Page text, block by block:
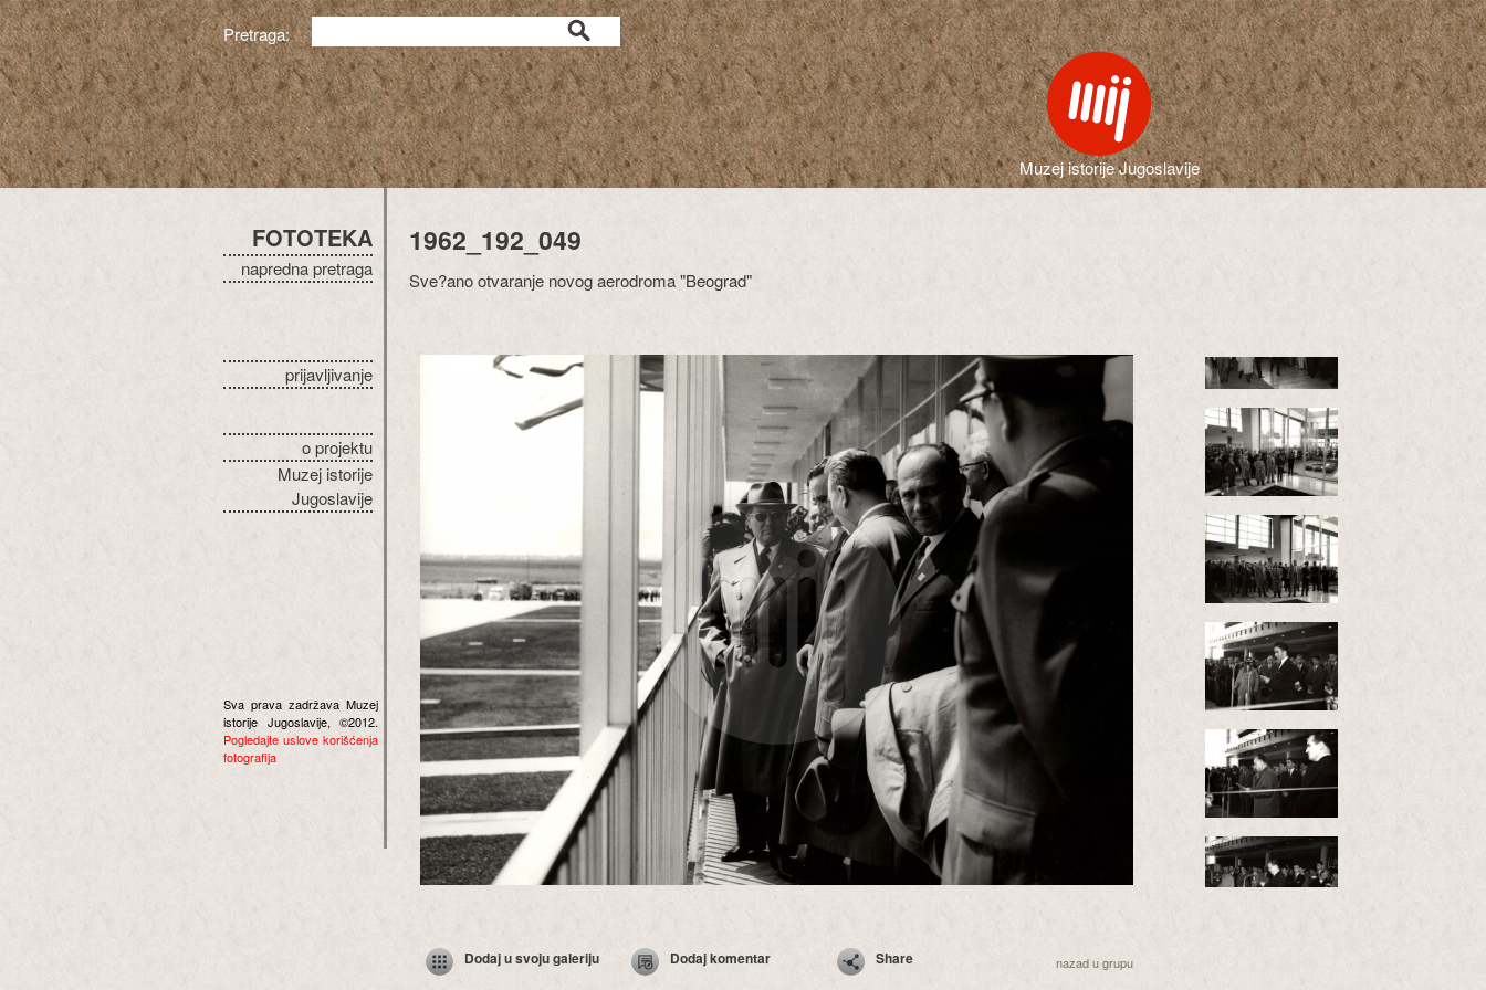
Pretraga:
Muzej istorije Jugoslavije
FOTOTEKA
napredna pretraga
prijavljivanje
o projektu
Muzej istorije
Jugoslavije
Sva prava zadržava Muzej
istorije Jugoslavije, ©2012.
Pogledajte uslove korišćenja
fotografija
1962_192_049
Sve?ano otvaranje novog aerodroma "Beograd"
Dodaj u svoju galeriju Dodaj komentar Share nazad u grupu